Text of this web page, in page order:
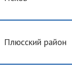
Плюсский район